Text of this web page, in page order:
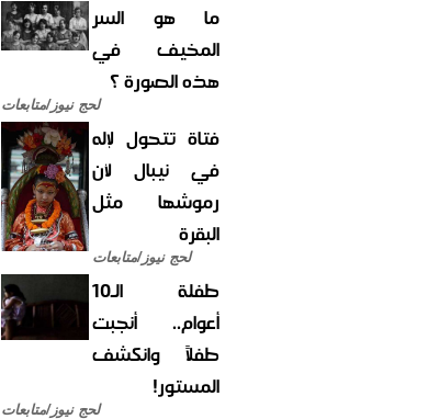
ما هو السر
المخيف في
هذه الصورة ؟
لحج نيوز/متابعات
فتاة تتحول لإله
في نيبال لأن
رموشها مثل
البقرة
لحج نيوز/متابعات
طفلة الـ10
أعوام.. أنجبت
طفلاً وانكشف
المستور!
لحج نيوز/متابعات